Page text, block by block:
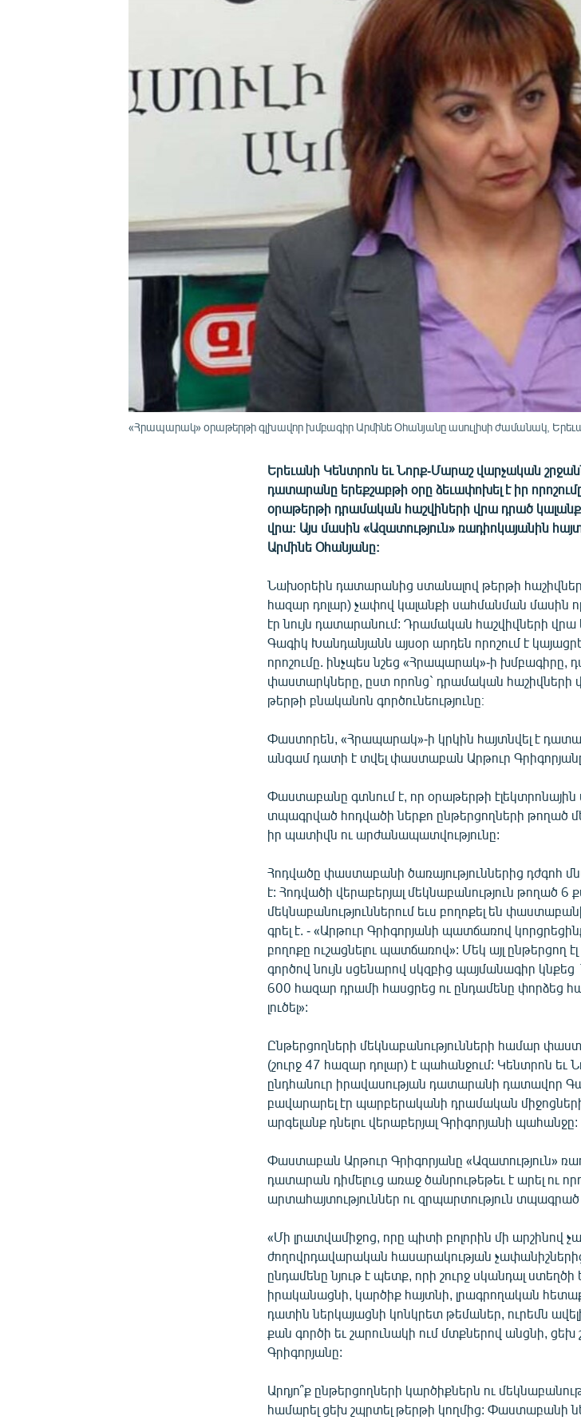
ՄԵԿՆԱԲԱՆՈՒԹՅՈՒՆ
ՁԳՏԵԼՈՎ ԼԱՎԱԳՈՒՅՆԻՆ
«Հրապարակ» օրաթերթի գլխավոր խմբագիր Արմինե Օհանյանը ասուլիսի ժամանակ,
Երեւանի Կենտրոն եւ Նորք-Մարաշ վարչական
դատարանը երեքշաբթի օրը ձեւափոխել է իր
օրաթերթի դրամական հաշվիների վրա դրած
վրա: Այս մասին «Ազատություն» ռադիոկայանին
Արմինե Օհանյանը:
Նախօրեին դատարանից ստանալով թերթի
հազար դոլար) չափով կալանքի սահմանման մասին
էր նույն դատարանում: Դրամական հաշվիվների
Գագիկ Խանդանյանն այսօր արդեն որոշում է
որոշումը. ինչպես նշեց «Հրապարակ»-ի խմբագիրը,
փաստարկները, ըստ որոնց` դրամական հաշիվների
թերթի բնականոն գործունեությունը։
Փաստորեն, «Հրապարակ»-ի կրկին հայտնվել է
անգամ դատի է տվել փաստաբան Արթուր
Փաստաբանը գտնում է, որ օրաթերթի
տպագրված հոդվածի ներքո ընթերցողների թողած
իր պատիվն ու արժանապատվությունը:
Հոդվածը փաստաբանի ծառայություններից դժգոհ
է: Հոդվածի վերաբերյալ մեկնաբանություն թողած
մեկնաբանություններում եւս բողոքել են
գրել է. - «Արթուր Գրիգորյանի պատճառով
բողոքը ուշացնելու պատճառով»: Մեկ այլ ընթերցող էլ
գործով նույն սցենարով սկզբից պայմանագիր
600 հազար դրամի հասցրեց ու ընդամենը փորձեց
լուծել»:
Ընթերցողների մեկնաբանությունների համար
(շուրջ 47 հազար դոլար) է պահանջում: Կենտրոն
ընդհանուր իրավասության դատարանի դատավոր
բավարարել էր պարբերականի դրամական
արգելանք դնելու վերաբերյալ Գրիգորյանի պահանջը:
Փաստաբան Արթուր Գրիգորյանը «Ազատություն»
դատարան դիմելուց առաջ ծանրութեթեւ է արել ու
արտահայտություններ ու զրպարտություն
«Մի լրատվամիջոց, որը պիտի բոլորին մի արշինով
ժողովրդավարական հասարակության չափանիշներից
ընդամենը նյութ է պետք, որի շուրջ սկանդալ ստեղծի
իրականացնի, կարծիք հայտնի, լրագրողական
դատին ներկայացնի կոնկրետ թեմաներ, ուրեմն
քան գործի եւ շարունակի ում մտքներով անցնի,
Գրիգորյանը:
Արդյո՞ք ընթերցողների կարծիքներն ու
համարել ցեխ շպրտել թերթի կողմից: Փաստաբանի